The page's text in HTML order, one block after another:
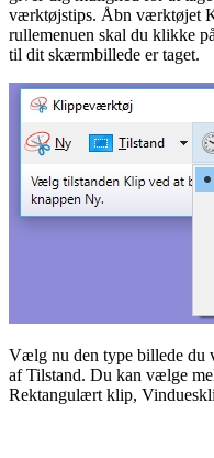
værktøjstips. Åbn værktøjet
rullemenuen skal du klikke
til dit skærmbillede er taget.
Vælg nu den type billede du
af Tilstand. Du kan vælge
Rektangulært klip,